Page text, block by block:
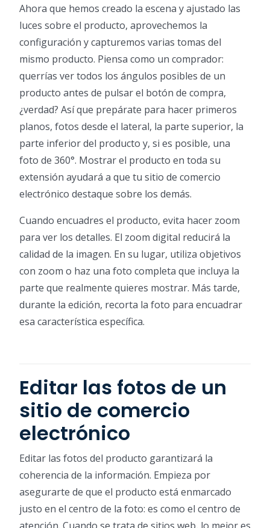
Ahora que hemos creado la escena y ajustado las
luces sobre el producto, aprovechemos la
configuración y capturemos varias tomas del
mismo producto. Piensa como un comprador:
querrías ver todos los ángulos posibles de un
producto antes de pulsar el botón de compra,
¿verdad? Así que prepárate para hacer primeros
planos, fotos desde el lateral, la parte superior, la
parte inferior del producto y, si es posible, una
foto de 360°. Mostrar el producto en toda su
extensión ayudará a que tu sitio de comercio
electrónico destaque sobre los demás.
Cuando encuadres el producto, evita hacer zoom
para ver los detalles. El zoom digital reducirá la
calidad de la imagen. En su lugar, utiliza objetivos
con zoom o haz una foto completa que incluya la
parte que realmente quieres mostrar. Más tarde,
durante la edición, recorta la foto para encuadrar
esa característica específica.
Editar las fotos de un
sitio de comercio
electrónico
Editar las fotos del producto garantizará la
coherencia de la información. Empieza por
asegurarte de que el producto está enmarcado
justo en el centro de la foto: es como el centro de